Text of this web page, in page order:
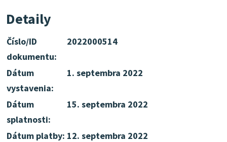
Detaily
Číslo/ID
dokumentu:
2022000514
Dátum
vystavenia:
1. septembra 2022
Dátum
splatnosti:
15. septembra 2022
Dátum platby: 12. septembra 2022